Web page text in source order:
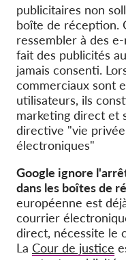
publicitaires non
boîte de réception.
ressembler à des
fait des publicités
jamais consenti.
commerciaux sont
utilisateurs, ils
marketing direct et
directive "vie
électroniques"
Google ignore
dans les boîtes de
européenne est
courrier
direct, nécessite le
La Cour de justice